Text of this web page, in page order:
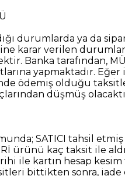
durumlarda ya da
karar verilen
Banka tarafından,
yapmaktadır.
ödemiş olduğu
düşmüş
SATICI tahsil
ürünü kaç taksit ile
ile kartın hesap
bittikten sonra,